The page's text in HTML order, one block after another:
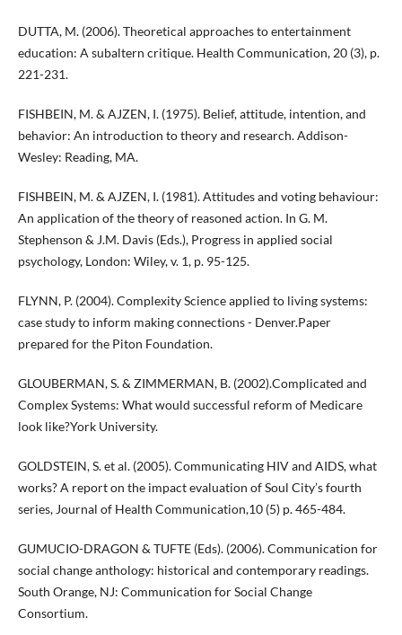
DUTTA, M. (2006). Theoretical approaches to entertainment
education: A subaltern critique. Health Communication, 20 (3), p.
221-231.
FISHBEIN, M. & AJZEN, I. (1975). Belief, attitude, intention, and
behavior: An introduction to theory and research. Addison-
Wesley: Reading, MA.
FISHBEIN, M. & AJZEN, I. (1981). Attitudes and voting behaviour:
An application of the theory of reasoned action. In G. M.
Stephenson & J.M. Davis (Eds.), Progress in applied social
psychology, London: Wiley, v. 1, p. 95-125.
FLYNN, P. (2004). Complexity Science applied to living systems:
case study to inform making connections - Denver.Paper
prepared for the Piton Foundation.
GLOUBERMAN, S. & ZIMMERMAN, B. (2002).Complicated and
Complex Systems: What would successful reform of Medicare
look like?York University.
GOLDSTEIN, S. et al. (2005). Communicating HIV and AIDS, what
works? A report on the impact evaluation of Soul City’s fourth
series, Journal of Health Communication,10 (5) p. 465-484.
GUMUCIO-DRAGON & TUFTE (Eds). (2006). Communication for
social change anthology: historical and contemporary readings.
South Orange, NJ: Communication for Social Change
Consortium.